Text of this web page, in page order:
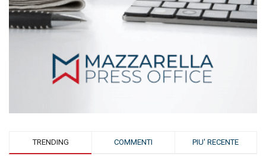
TRENDING COMMENTI PIU' RECENTE